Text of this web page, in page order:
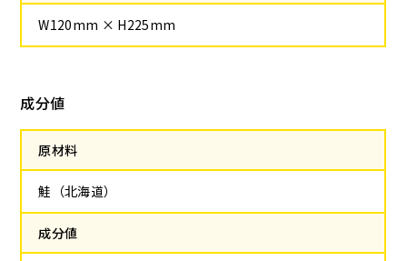
W120mm × H225mm
成分値
原材料
鮭（北海道）
成分値